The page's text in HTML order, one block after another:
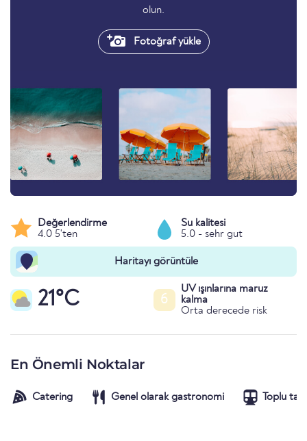
olun.
Fotoğraf yükle
Değerlendirme
4.0 5'ten
Su kalitesi
5.0 - sehr gut
Haritayı görüntüle
21°C 6
UV ışınlarına maruz
kalma
Orta derecede risk
En Önemli Noktalar
Catering Genel olarak gastronomi Toplu